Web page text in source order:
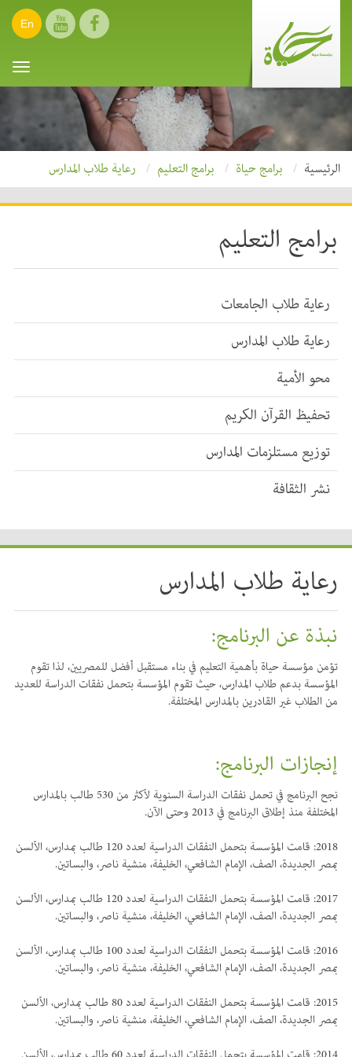
En
الرئيسية برامج حياة برامج التعليم رعاية طلاب المدارس
برامج التعليم
رعاية طلاب الجامعات
رعاية طلاب المدارس
محو الأمية
تحفيظ القرآن الكريم
توزيع مستلزمات المدارس
نشر الثقافة
رعاية طلاب المدارس
نبذة عن البرنامج:
تؤمن مؤسسة حياة بأهمية التعليم في بناء مستقبل أفضل للمصريين، لذا تقوم
المؤسسة بدعم طلاب المدارس، حيث تقوم المؤسسة بتحمل نفقات الدراسة للعديد
من الطلاب غير القادرين بالمدارس المختلفة.
إنجازات البرنامج:
نجح البرنامج في تحمل نفقات الدراسة السنوية لأكثر من 530 طالب بالمدارس
المختلفة منذ إطلاق البرنامج في 2013 وحتى الآن.
2018: قامت المؤسسة بتحمل النفقات الدراسية لعدد 120 طالب بمدارس، الألسن
بمصر الجديدة، الصف، الإمام الشافعي، الخليفة، منشية ناصر، والبساتين.
2017: قامت المؤسسة بتحمل النفقات الدراسية لعدد 120 طالب بمدارس، الألسن
بمصر الجديدة، الصف، الإمام الشافعي، الخليفة، منشية ناصر، والبساتين.
2016: قامت المؤسسة بتحمل النفقات الدراسية لعدد 100 طالب بمدارس، الألسن
بمصر الجديدة، الصف، الإمام الشافعي، الخليفة، منشية ناصر، والبساتين.
2015: قامت المؤسسة بتحمل النفقات الدراسية لعدد 80 طالب بمدارس، الألسن
بمصر الجديدة، الصف، الإمام الشافعي، الخليفة، منشية ناصر، والبساتين.